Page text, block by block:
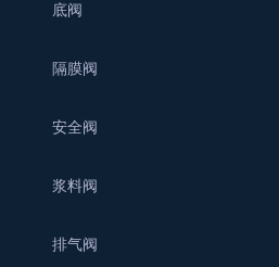
底阀
隔膜阀
安全阀
浆料阀
排气阀